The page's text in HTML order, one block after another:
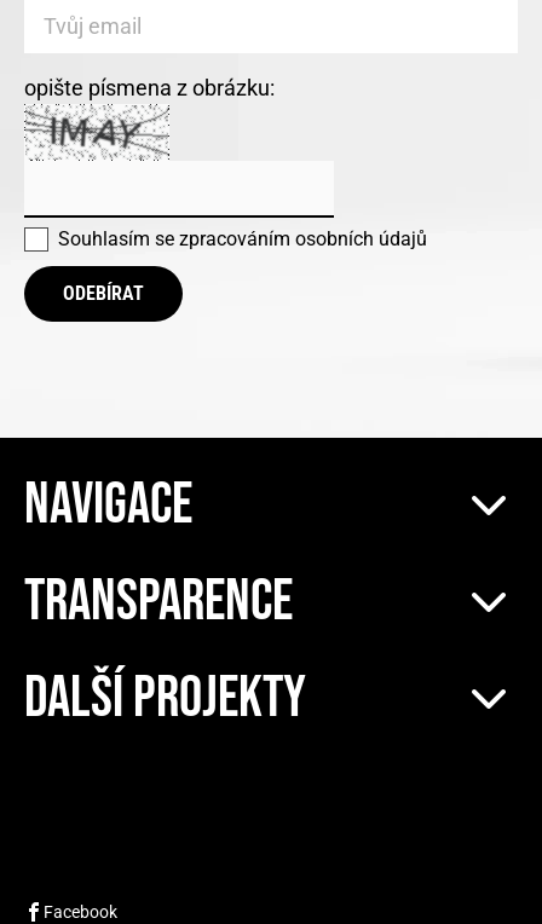
opište písmena z obrázku:
Souhlasím se zpracováním osobních údajů
ODEBÍRAT
NAVIGACE
TRANSPARENCE
DALŠÍ PROJEKTY
Facebook